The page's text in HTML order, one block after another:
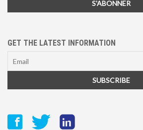
GET THE LATEST INFORMATION